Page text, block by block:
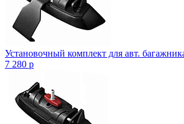
Установочный комплект для авт.
7 280 p